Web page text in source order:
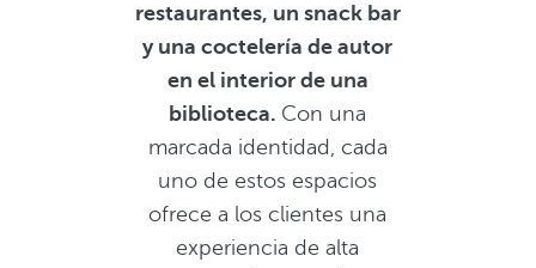
restaurantes, un snack bar
y una coctelería de autor
en el interior de una
biblioteca. Con una
marcada identidad, cada
uno de estos espacios
ofrece a los clientes una
experiencia de alta